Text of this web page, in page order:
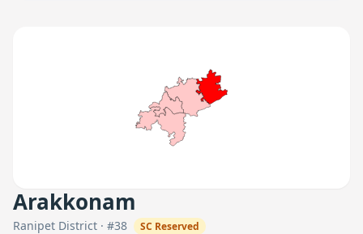
Arakkonam
Ranipet District · #38 SC Reserved